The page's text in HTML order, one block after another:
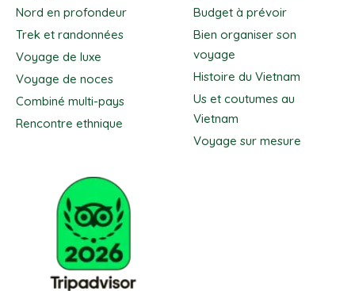
Nord en profondeur
Trek et randonnées
Voyage de luxe
Voyage de noces
Combiné multi-pays
Rencontre ethnique
Budget à prévoir
Bien organiser son
voyage
Histoire du Vietnam
Us et coutumes au
Vietnam
Voyage sur mesure